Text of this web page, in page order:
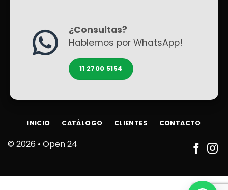
¿Consultas?
Hablemos por WhatsApp!
11 2700 5154
© 2026 • Open 24
INICIO CATÁLOGO CLIENTES CONTACTO